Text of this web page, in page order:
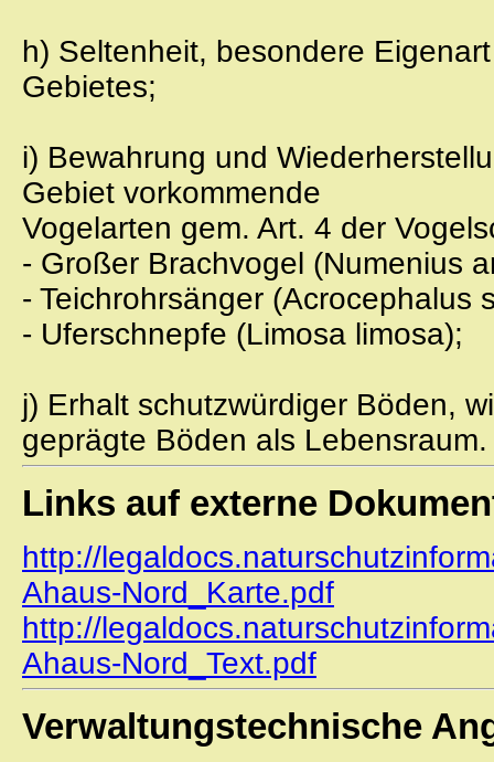
h) Seltenheit, besondere
Gebietes;
i) Bewahrung und
Gebiet vorkommende
Vogelarten gem. Art. 4 der
- Großer Brachvogel (Numenius
- Teichrohrsänger (Acrocephalus
- Uferschnepfe (Limosa limosa);
j) Erhalt schutzwürdiger Böden,
geprägte Böden als Lebensraum.
Links auf externe
http://
Ahaus-Nord_Karte.pdf
http://
Ahaus-Nord_Text.pdf
Verwaltungstechnische